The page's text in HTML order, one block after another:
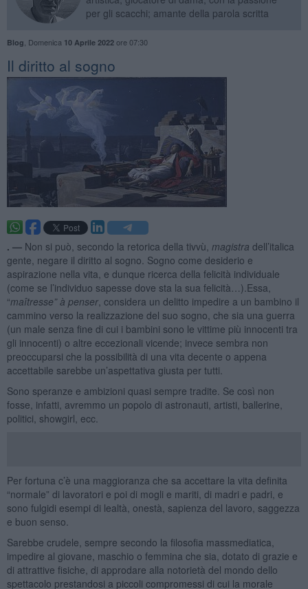
per gli scacchi; amante della parola scritta
Blog Domenica 10 Aprile 2022ore 07:30
Il diritto al sogno
. — Non si può, secondo la retorica della tivvù, magistra dell’italica
gente, negare il diritto al sogno. Sogno come desiderio e
aspirazione nella vita, e dunque ricerca della felicità individuale
(come se l’individuo sapesse dove sta la sua felicità…).Essa,
“maîtresse” à penser, considera un delitto impedire a un bambino il
cammino verso la realizzazione del suo sogno, che sia una guerra
(un male senza fine di cui i bambini sono le vittime più innocenti tra
gli innocenti) o altre eccezionali vicende; invece sembra non
preoccuparsi che la possibilità di una vita decente o appena
accettabile sarebbe un’aspettativa giusta per tutti.
Sono speranze e ambizioni quasi sempre tradite. Se così non
fosse, infatti, avremmo un popolo di astronauti, artisti, ballerine,
politici, showgirl, ecc.
Per fortuna c’è una maggioranza che sa accettare la vita definita
“normale” di lavoratori e poi di mogli e mariti, di madri e padri, e
sono fulgidi esempi di lealtà, onestà, sapienza del lavoro, saggezza
e buon senso.
Sarebbe crudele, sempre secondo la filosofia massmediatica,
impedire al giovane, maschio o femmina che sia, dotato di grazie e
di attrattive fisiche, di approdare alla notorietà del mondo dello
spettacolo prestandosi a piccoli compromessi di cui la morale